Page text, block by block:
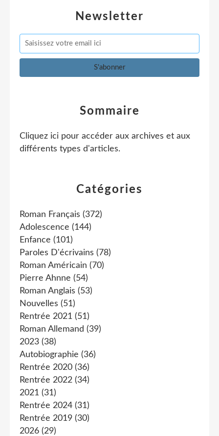
Newsletter
Catégories
Roman Français (372)
Adolescence (144)
Enfance (101)
Paroles D'écrivains (78)
Roman Américain (70)
Pierre Ahnne (54)
Roman Anglais (53)
Nouvelles (51)
Rentrée 2021 (51)
Roman Allemand (39)
2023 (38)
Autobiographie (36)
Rentrée 2020 (36)
Rentrée 2022 (34)
2021 (31)
Rentrée 2024 (31)
Rentrée 2019 (30)
2026 (29)
Sommaire
Cliquez ici pour accéder aux archives et aux
différents types d'articles.